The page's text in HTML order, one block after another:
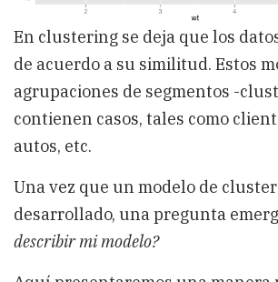
En clustering se deja que los
de acuerdo a su similitud. Estos
agrupaciones de segmentos -
contienen casos, tales como
autos, etc.
Una vez que un modelo de
desarrollado, una pregunta
describir mi modelo?